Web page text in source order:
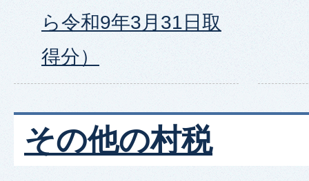
ら令和9年3月31日取
得分）
その他の村税